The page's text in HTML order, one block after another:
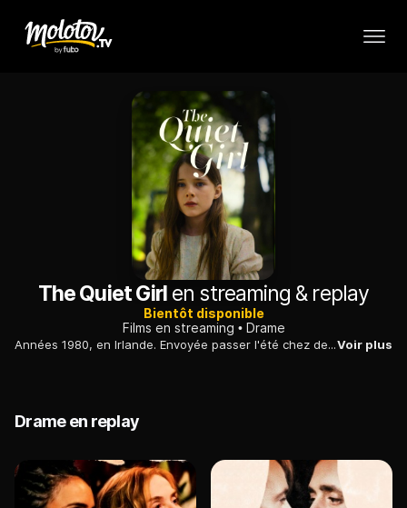
The Quiet Girl en streaming & replay
Bientôt disponible
Films en streaming
Drame
Années 1980, en Irlande. Envoyée passer l'été chez des cousins éloignés, une fillette découvre une atmosphère nouvelle, propice à son épanouissement.Voir plus
Drame en replay